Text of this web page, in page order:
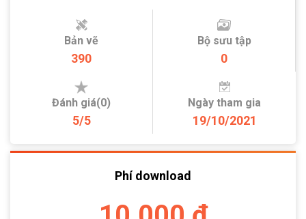
Bản vẽ
390
Bộ sưu tập
0
Đánh giá(0)
5/5
Ngày tham gia
19/10/2021
Phí download